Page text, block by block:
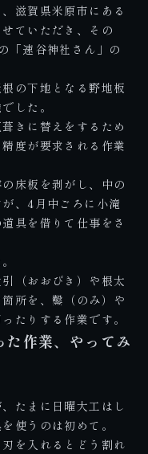
、滋賀県米原市にある
ていただき、その
「速谷神社さん」 の
の下地となる野地板
した。
きに替えをするため
度が要求される作業
床板を剥がし、中の
、4月中ごろに小滝
具を借りて仕事をさ
（おおびき）や根太
所を、鑿（のみ）や
たりする作業です。
作業、やってみ
たまに日曜大工はし
使うのは初めて。
を入れるとどう割れ